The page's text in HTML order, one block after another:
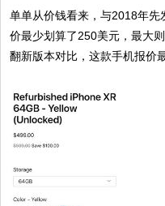
单单从价钱看来，与2018年
价最少划算了250美元，最大
翻新版本对比，这款手机报价